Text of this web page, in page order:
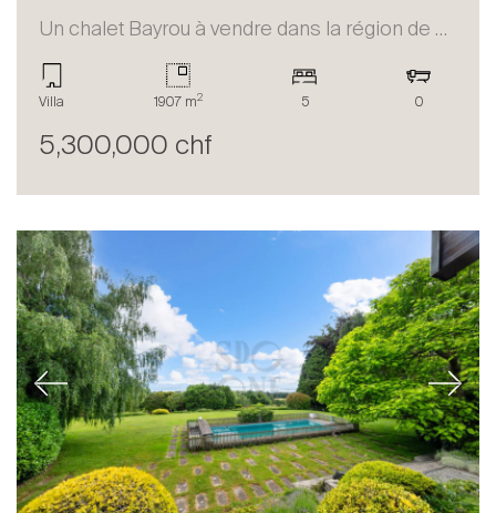
Un chalet Bayrou à vendre dans la région de Villars-sur-Ollon
Villa 1907 m2 5 0
5,300,000 chf
Previous Next